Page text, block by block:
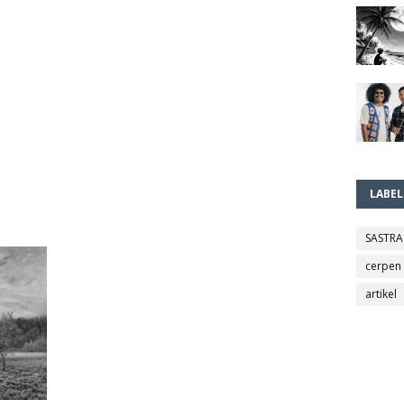
LABEL
SASTRA
cerpen
artikel